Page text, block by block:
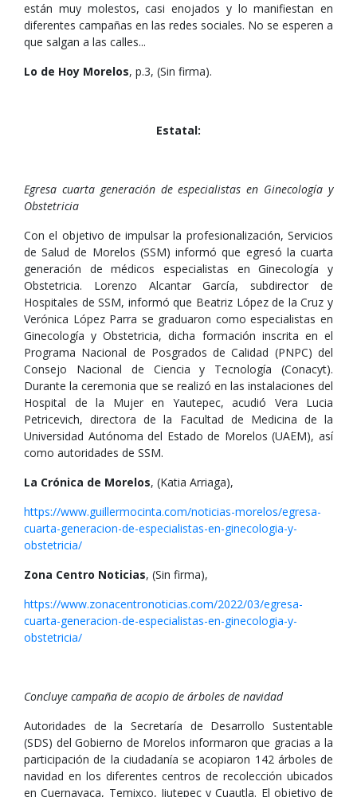
están muy molestos, casi enojados y lo manifiestan en
diferentes campañas en las redes sociales. No se esperen a
que salgan a las calles...
Lo de Hoy Morelos, p.3, (Sin firma).
Estatal:
Egresa cuarta generación de especialistas en Ginecología y
Obstetricia
Con el objetivo de impulsar la profesionalización, Servicios
de Salud de Morelos (SSM) informó que egresó la cuarta
generación de médicos especialistas en Ginecología y
Obstetricia. Lorenzo Alcantar García, subdirector de
Hospitales de SSM, informó que Beatriz López de la Cruz y
Verónica López Parra se graduaron como especialistas en
Ginecología y Obstetricia, dicha formación inscrita en el
Programa Nacional de Posgrados de Calidad (PNPC) del
Consejo Nacional de Ciencia y Tecnología (Conacyt).
Durante la ceremonia que se realizó en las instalaciones del
Hospital de la Mujer en Yautepec, acudió Vera Lucia
Petricevich, directora de la Facultad de Medicina de la
Universidad Autónoma del Estado de Morelos (UAEM), así
como autoridades de SSM.
La Crónica de Morelos, (Katia Arriaga),
https://www.guillermocinta.com/noticias-morelos/egresa-
cuarta-generacion-de-especialistas-en-ginecologia-y-
obstetricia/
Zona Centro Noticias, (Sin firma),
https://www.zonacentronoticias.com/2022/03/egresa-
cuarta-generacion-de-especialistas-en-ginecologia-y-
obstetricia/
Concluye campaña de acopio de árboles de navidad
Autoridades de la Secretaría de Desarrollo Sustentable
(SDS) del Gobierno de Morelos informaron que gracias a la
participación de la ciudadanía se acopiaron 142 árboles de
navidad en los diferentes centros de recolección ubicados
en Cuernavaca, Temixco, Jiutepec y Cuautla. El objetivo de